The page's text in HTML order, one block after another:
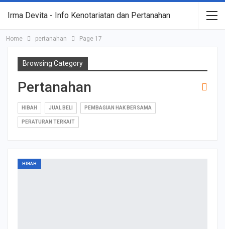
Irma Devita - Info Kenotariatan dan Pertanahan
Home pertanahan Page 17
Browsing Category
Pertanahan
HIBAH JUAL BELI PEMBAGIAN HAK BERSAMA
PERATURAN TERKAIT
HIBAH